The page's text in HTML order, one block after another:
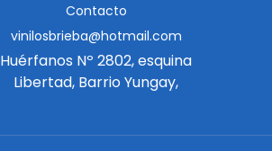
Contacto
vinilosbrieba@hotmail.com
Huérfanos Nº 2802, esquina
Libertad, Barrio Yungay,